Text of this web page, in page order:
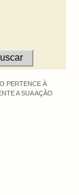
PERTENCE À
A SUA AÇÃO